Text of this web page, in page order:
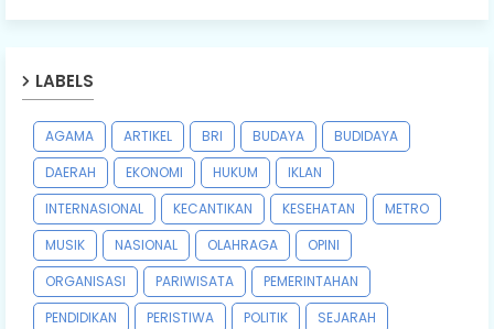
LABELS
AGAMA ARTIKEL BRI BUDAYA
BUDIDAYA
DAERAH
EKONOMI HUKUM
IKLAN
INTERNASIONAL
KECANTIKAN KESEHATAN
METRO
MUSIK
NASIONAL OLAHRAGA
OPINI
ORGANISASI
PARIWISATA
PEMERINTAHAN
PENDIDIKAN
PERISTIWA POLITIK
SEJARAH